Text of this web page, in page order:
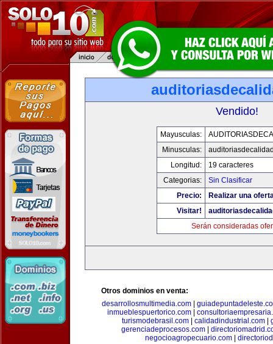
Vendido!
Mayusculas:
Minusculas:
Longitud:
19 caracteres
Categorias:
Sin Clasificar
Precio:
Realizar una
Visitar!
Serán consideradas
Otros dominios en venta:
desarrollosmultimedia.com
inmueblespuertorico.com
turismodebrasil.com
calidadindustrial.com
gerenciadeprocesos.com
negocioagropecuario.com